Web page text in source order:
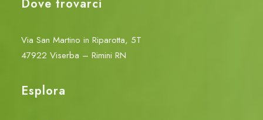
Dove trovarci
Via San Martino in Riparotta, 5T
47922 Viserba – Rimini RN
Esplora